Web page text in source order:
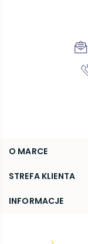
O MARCE
O nas
Blog
STREFA KLIENTA
FAQ
INFORMACJE